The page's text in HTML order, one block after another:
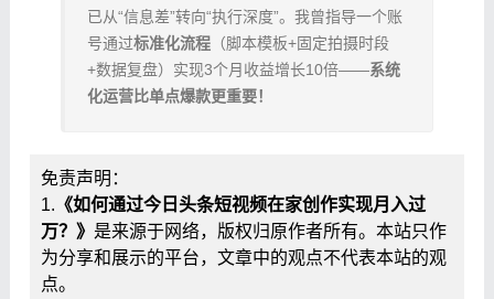
已从“信息差”转向“执行深度”。我曾指导一个账
号通过​​标准化流程​​（脚本模板+固定拍摄时段
+数据复盘）实现3个月收益增长10倍——​​系统
化运营比单点爆款更重要！​
免责声明：
1. 《如何通过今日头条短视频在家创作实现月入过
万？》 是来源于网络，版权归原作者所有。本站只作
为分享和展示的平台，文章中的观点不代表本站的观
点。